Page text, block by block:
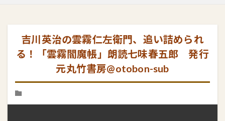
吉川英治の雲霧仁左衛門、追い詰められ
る！「雲霧閻魔帳」朗読七味春五郎 発行
元丸竹書房@otobon-sub